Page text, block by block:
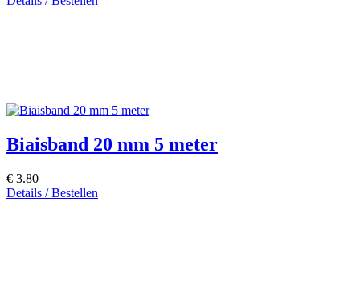
Biaisband 20 mm 5 meter
€ 3.80
Details / Bestellen